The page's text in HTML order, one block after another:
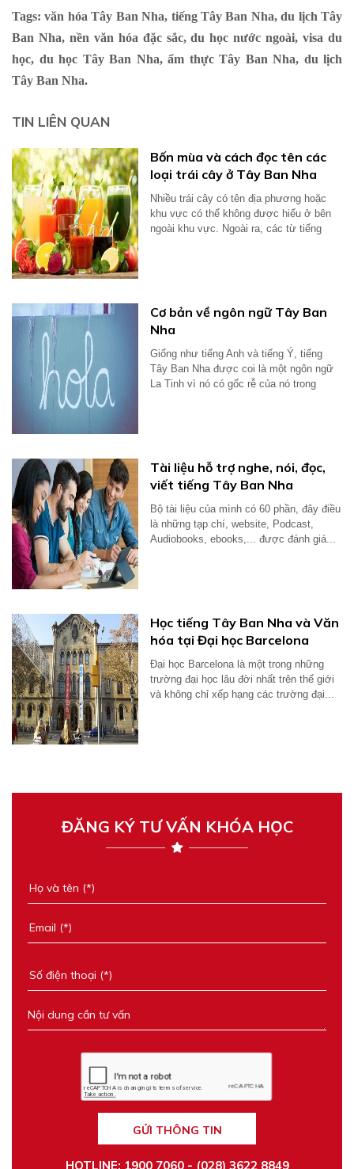
Tags: văn hóa Tây Ban Nha, tiếng Tây Ban Nha, du lịch Tây
Ban Nha, nền văn hóa đặc sắc, du học nước ngoài, visa du
học, du học Tây Ban Nha, ẩm thực Tây Ban Nha, du lịch
Tây Ban Nha.
TIN LIÊN QUAN
Bốn mùa và cách đọc tên các
loại trái cây ở Tây Ban Nha
Nhiều trái cây có tên địa phương hoặc
khu vực có thể không được hiểu ở bên
ngoài khu vực. Ngoài ra, các từ tiếng
Cơ bản về ngôn ngữ Tây Ban
Nha
Giống như tiếng Anh và tiếng Ý, tiếng
Tây Ban Nha được coi là một ngôn ngữ
La Tinh vì nó có gốc rễ của nó trong
Tài liệu hỗ trợ nghe, nói, đọc,
viết tiếng Tây Ban Nha
Bộ tài liệu của mình có 60 phần, đây điều
là những tạp chí, website, Podcast,
Audiobooks, ebooks,... được đánh giá...
Học tiếng Tây Ban Nha và Văn
hóa tại Đại học Barcelona
Đại học Barcelona là một trong những
trường đại học lâu đời nhất trên thế giới
và không chỉ xếp hạng các trường đại...
ĐĂNG KÝ TƯ VẤN KHÓA HỌC
GỬI THÔNG TIN
HOTLINE: 1900 7060 - (028) 3622 8849